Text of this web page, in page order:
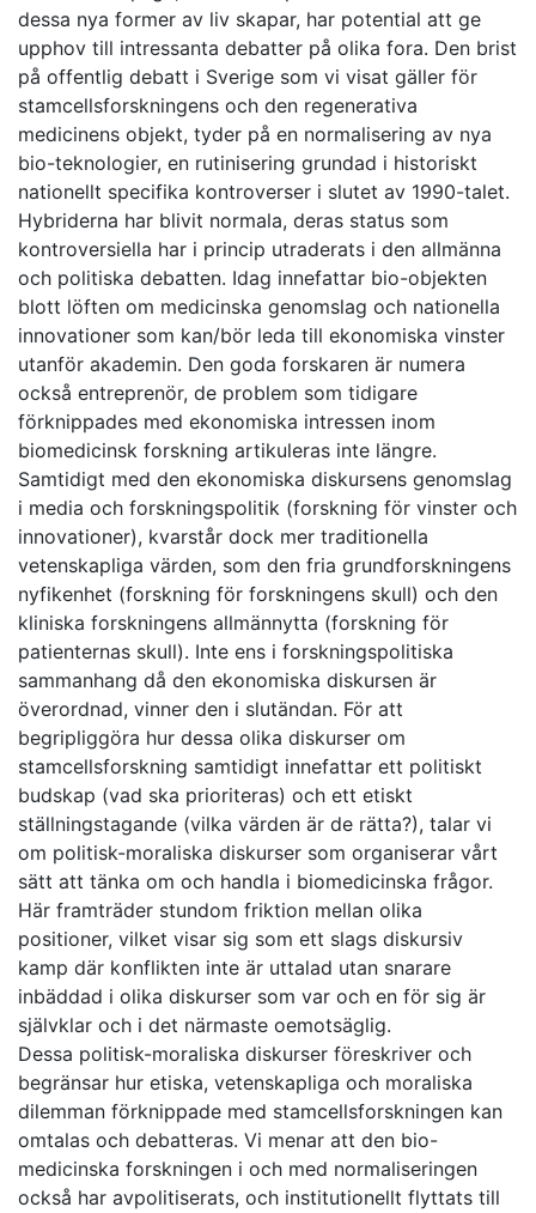
dessa nya former av liv skapar, har potential att ge
upphov till intressanta debatter på olika fora. Den brist
på offentlig debatt i Sverige som vi visat gäller för
stamcellsforskningens och den regenerativa
medicinens objekt, tyder på en normalisering av nya
bio-teknologier, en rutinisering grundad i historiskt
nationellt specifika kontroverser i slutet av 1990-talet.
Hybriderna har blivit normala, deras status som
kontroversiella har i princip utraderats i den allmänna
och politiska debatten. Idag innefattar bio-objekten
blott löften om medicinska genomslag och nationella
innovationer som kan/bör leda till ekonomiska vinster
utanför akademin. Den goda forskaren är numera
också entreprenör, de problem som tidigare
förknippades med ekonomiska intressen inom
biomedicinsk forskning artikuleras inte längre.
Samtidigt med den ekonomiska diskursens genomslag
i media och forskningspolitik (forskning för vinster och
innovationer), kvarstår dock mer traditionella
vetenskapliga värden, som den fria grundforskningens
nyfikenhet (forskning för forskningens skull) och den
kliniska forskningens allmännytta (forskning för
patienternas skull). Inte ens i forskningspolitiska
sammanhang då den ekonomiska diskursen är
överordnad, vinner den i slutändan. För att
begripliggöra hur dessa olika diskurser om
stamcellsforskning samtidigt innefattar ett politiskt
budskap (vad ska prioriteras) och ett etiskt
ställningstagande (vilka värden är de rätta?), talar vi
om politisk-moraliska diskurser som organiserar vårt
sätt att tänka om och handla i biomedicinska frågor.
Här framträder stundom friktion mellan olika
positioner, vilket visar sig som ett slags diskursiv
kamp där konflikten inte är uttalad utan snarare
inbäddad i olika diskurser som var och en för sig är
självklar och i det närmaste oemotsäglig.
Dessa politisk-moraliska diskurser föreskriver och
begränsar hur etiska, vetenskapliga och moraliska
dilemman förknippade med stamcellsforskningen kan
omtalas och debatteras. Vi menar att den bio-
medicinska forskningen i och med normaliseringen
också har avpolitiserats, och institutionellt flyttats till